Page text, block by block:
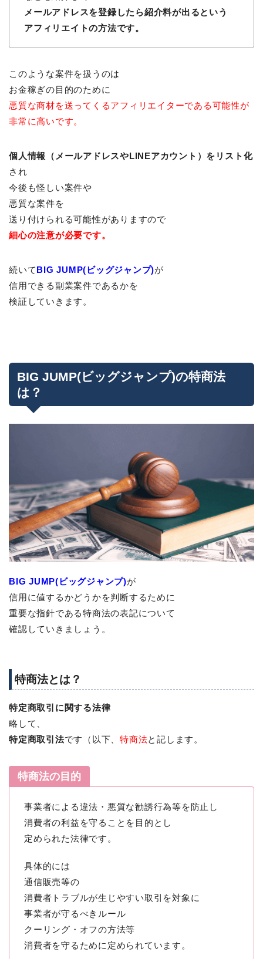
メールアドレスを登録したら紹介料が出るという
アフィリエイトの方法です。
このような案件を扱うのは
お金稼ぎの目的のために
悪質な商材を送ってくるアフィリエイターである可能性が
非常に高いです。
個人情報（メールアドレスやLINEアカウント）をリスト化
され
今後も怪しい案件や
悪質な案件を
送り付けられる可能性がありますので
細心の注意が必要です。
続いてBIG JUMP(ビッグジャンプ)が
信用できる副業案件であるかを
検証していきます。
BIG JUMP(ビッグジャンプ)の特商法
は？
BIG JUMP(ビッグジャンプ)が
信用に値するかどうかを判断するために
重要な指針である特商法の表記について
確認していきましょう。
特商法とは？
特定商取引に関する法律
略して、
特定商取引法です（以下、特商法と記します。
特商法の目的
事業者による違法・悪質な勧誘行為等を防止し
消費者の利益を守ることを目的とし
定められた法律です。
具体的には
通信販売等の
消費者トラブルが生じやすい取引を対象に
事業者が守るべきルール
クーリング・オフの方法等
消費者を守るために定められています。